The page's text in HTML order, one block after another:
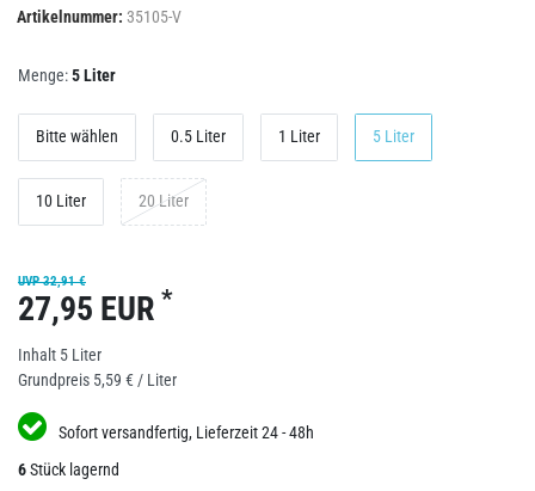
Artikelnummer: 35105-V
Menge:5 Liter
Bitte wählen 0.5 Liter 1 Liter 5 Liter
10 Liter 20 Liter
UVP 32,91 €
27,95 EUR *
Inhalt 5 Liter
Grundpreis 5,59 € / Liter
Sofort versandfertig, Lieferzeit 24 - 48h
6Stück lagernd